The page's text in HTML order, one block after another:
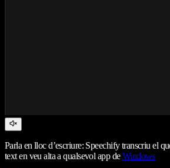
Parla en lloc d’escriure: Speechify transcriu el
text en veu alta a qualsevol app deWindows